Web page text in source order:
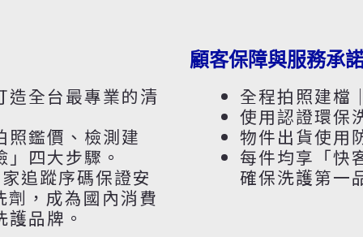
數
量
造全台最專業的清
照鑑價、檢測建
四大步驟。
追蹤序碼保證安
劑，成為國內消費
品牌。
顧客保障與服務承
全程拍照建檔
使用認證環保
物件出貨使用
每件均享「快
確保洗護第一